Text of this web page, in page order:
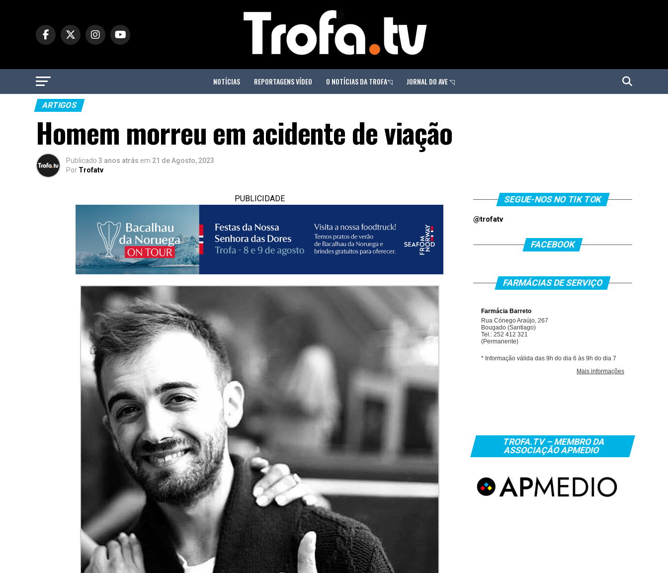
NOTÍCIAS REPORTAGENS VÍDEO O NOTÍCIAS DA TROFA◹ JORNAL DO AVE ◹
ARTIGOS
Homem morreu em acidente de viação
Publicado 3 anos atrás em 21 de Agosto, 2023
Por Trofatv
PUBLICIDADE SEGUE-NOS NO TIK TOK
@trofatv
FACEBOOK
FARMÁCIAS DE SERVIÇO
TROFA.TV – MEMBRO DA
ASSOCIAÇÃO APMEDIO